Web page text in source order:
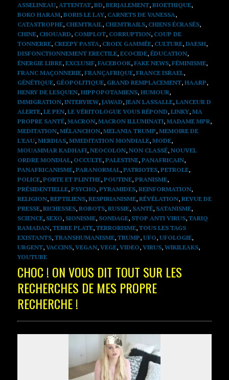
ASSELINEAU, ATTENTAT, BD, BERJALEMENT, BIOETHIQUE,
BOKO HARAM, BORIS LE LAY, CARNETS DE VANESSA,
CATASTROPHE, CHEMTRAIL, CHEMTRAILS, CHIENS ÉCRASÉS,
CHINE, CHOUARD, COMPLOT, CORRUPTION, COUP DE
TONNERRE, CREEPY PASTA, CROIX GAMMÉE, CULTURE, DAESH,
DISFONCTIONNEMENT ERECTILE, ECOCIDE, ÉDUCATION,
ÉNERGIE LIBRE, EXCLUSIF, FACEBOOK, FAKE NEWS, FÉMINISME,
FRANC MAÇONNERIE, FRANÇAFRIQUE, FRANCE ISRAEL,
GÉNÉTIQUE, GÉOPOLITIQUE, GRAND REMPLACEMENT, HAARP,
HENRY DE LESQUEN, HIPPOPOTAMIENS, HUMOUR,
IMMIGRATION, INTERVIEW, JAWAD, JEAN LASSALLE, LANCEUR D
ALERTE, LE PEN, LE VÉRITOLOGUE VOUS RÉPOND, LINKY, MA
PROPRE SANTÉ, MACRON, MACRON ILLUMINATI, MADAME MPR,
MEDITATION, MÉLANCHON, MELANIA TRUMP, MEMOIRE DE
L'EAU, MERDIAS, MMEDITATION MONDIALE, MODE,
MOUAMMAR KADHAFI, NEOCOLON, NON CLASSÉ, NOUVEL
ORDRE MONDIAL, OCCULTE, PALESTINE, PANAFRICAIN,
PANAFRICANISME, PARANORMAL, PATRIOTES, PETROLE,
POLICE, PORTE ET PLINTHE, POUTINE, PRANISME,
PRÉSIDENTIELLE, PSYCHO, PYRAMIDES, REINFORMATION,
RELIGION, REPTILIENS, RESPIRIANISME, RÉVÉLATION, REVUE DE
PRESSE, RICHESSES, ROBOTS, RUSSIE, SANTÉ, SATANISME,
SCIENCE, SEXO, SIONISME, SONDAGE, STOP ANTI VIRUS, TARIQ
RAMADAN, TERRE PLATE, TERRORISME, TOUS LES TAGS
EXISTANTS, TRANSHUMANISME, TRUMP, UFO, UFOLOGIE,
URGENT, VACCINS, VEGAN, VEGE, VIDEO, VIRUS, WIKILEAKS,
YOUTUBE
CHOC ! ON VOUS DIT TOUT SUR LES
RECHERCHES DE MES PROPRE
RECHERCHE !